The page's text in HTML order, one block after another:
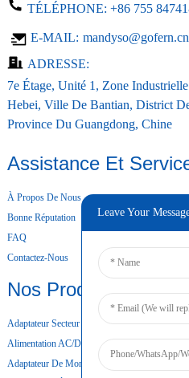
TÉLÉPHONE: +86 755
E-MAIL: mandyso@gofern.cn
ADRESSE:
7e Étage, Unité 1, Zone
Hebei, Ville De Bantian, District
Province Du Guangdong, Chine
Assistance Et
À Propos De Nous
Bonne Réputation
FAQ
Contactez-Nous
Nos Produits
Adaptateur Secteur De Bureau
Alimentation AC/DC
Adaptateur De Montage Mural
Leave Your